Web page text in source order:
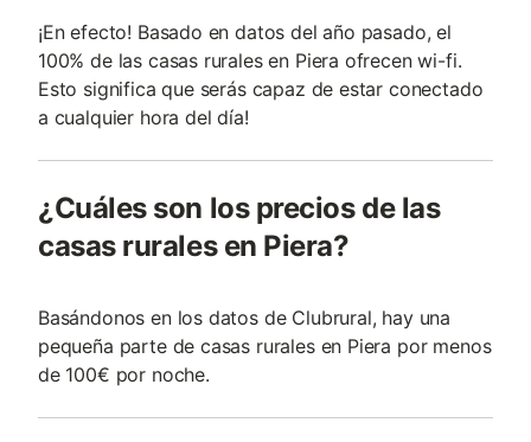
¡En efecto! Basado en datos del año pasado, el
100% de las casas rurales en Piera ofrecen wi-fi.
Esto significa que serás capaz de estar conectado
a cualquier hora del día!
¿Cuáles son los precios de las
casas rurales en Piera?
Basándonos en los datos de Clubrural, hay una
pequeña parte de casas rurales en Piera por menos
de 100€ por noche.